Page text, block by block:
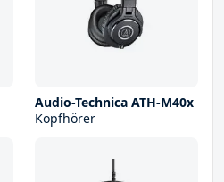
Audio-Technica ATH-M40x
Kopfhörer